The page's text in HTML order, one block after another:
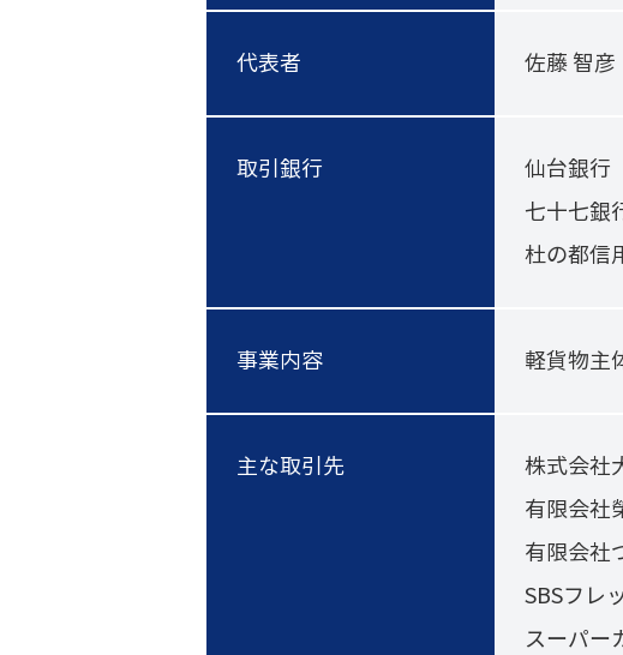
代表者 佐藤 智彦
取引銀行
仙台銀行
七十七銀
杜の都信
事業内容 軽貨物主
主な取引先
株式会社
有限会社
有限会社
SBSフレ
スーパー